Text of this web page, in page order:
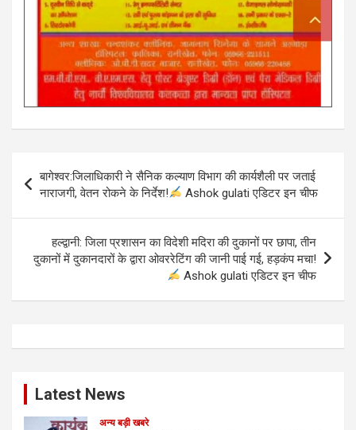
Post
navigation
बागेश्वर:जिलाधिकारी ने सैनिक कल्याण विभाग की कार्यशैली पर जताई
नाराजगी, वेतन रोकने के निर्देश!
Ashok gulati एडिटर इन चीफ
हल्द्वानी: जिला प्रशासन का विदेशी मदिरा की दुकानों पर छापा, तीन
दुकानों में दुकानदारों के द्वारा ओवररेटिंग की जानी पाई गई, हड़कंप मचा!
Ashok gulati एडिटर इन चीफ
Latest News
अन्य बड़ी खबरे